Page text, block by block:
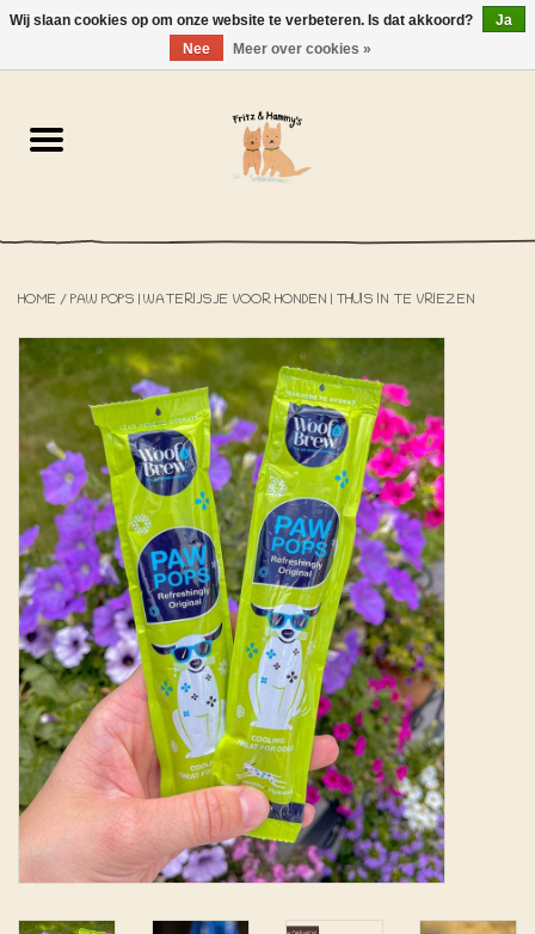
NL-EN 0 Artikelen - €0,00
De Winkel
Het Strandhuisje
De Blog
Over ons
HOME / PAW POPS | WATERIJSJE VOOR HONDEN | THUIS IN TE VRIEZEN
Wij slaan cookies op om onze website te verbeteren. Is dat akkoord?
Ja
Nee
Meer over cookies »